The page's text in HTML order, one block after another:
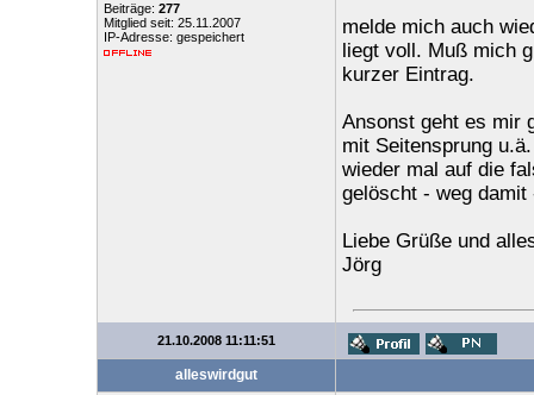
Beiträge: 277
Mitglied seit: 25.11.2007
IP-Adresse: gespeichert
melde mich auch
liegt voll. Muß mich
kurzer Eintrag.
Ansonst geht es mir
mit Seitensprung
wieder mal auf die
gelöscht - weg
Liebe Grüße und
Jörg
21.10.2008 11:11:51
alleswirdgut